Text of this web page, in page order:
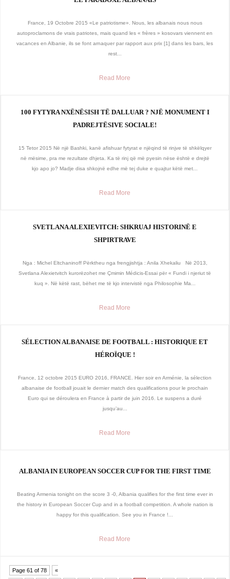
France, 19 Octobre 2015 «Le patriotisme». Nous, les albanais nous nous
autoproclamons de vrais patriotes, mais quand les « frères » kosovars viennent en
vacances en Albanie, ils se font arnaquer par rapport aux prix [1] dans les bars, les
rest...
Read More
100 FYTYRA NXËNËSISH TË DALLUAR ? NJË MONUMENT I
PADREJTËSIVE SOCIALE!
15 Tetor 2015 Në një Bashki, kanë afishuar fytyrat e njëqind të rinjve të shkëlqyer
në mësime, pra me rezultate dhjeta. Ka të rinj që më pyesin nëse është e drejtë
kjo apo jo? Madje disa shkojnë edhe më tej duke e quajtur këtë met...
Read More
SVETLANA ALEXIEVITCH: SHKRUAJ HISTORINË E
SHPIRTRAVE
Nga : Michel Eltchaninoff Përktheu nga frengjishtja : Anila Xhekaliu Në 2013,
Svetlana Alexietvitch kurorëzohet me Çmimin Médicis-Essai për « Fundi i njeriut të
kuq ». Në këtë rast, bëhet me të kjo intervistë nga Philosophie Ma...
Read More
SÉLECTION ALBANAISE DE FOOTBALL : HISTORIQUE ET
HÉROÏQUE !
France, 12 octobre 2015 EURO 2016, FRANCE. Hier soir en Arménie, la sélection
albanaise de football jouait le dernier match des qualifications pour le prochain
Euro qui se déroulera en France à partir de juin 2016. Le suspens a duré
jusqu’au...
Read More
ALBANIA IN EUROPEAN SOCCER CUP FOR THE FIRST TIME
Beating Armenia tonight on the score 3 -0, Albania qualifies for the first time ever in
the history in European Soccer Cup and in a football competition. A whole nation is
happy for this qualification. See you in France !...
Read More
Page 61 of 78 «